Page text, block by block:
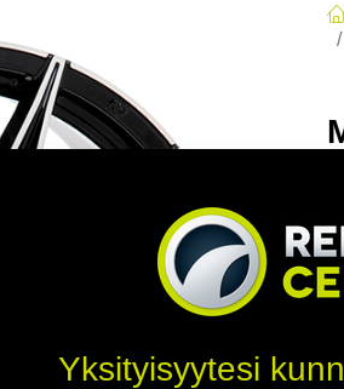
Yksityisyytesi